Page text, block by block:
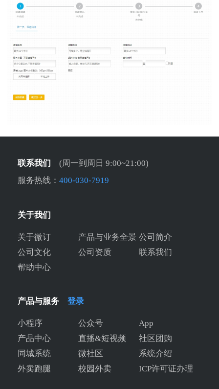
联系我们
(周一到周日 9:00~21:00)
服务热线： 400-030-7919
关于我们
关于微订 产品与业务全景 公司简介
公司文化
公司资质
联系我们
帮助中心
产品与服务 登录
小程序 公众号
App
产品中心
直播&短视频
社区团购
同城系统
微社区
系统介绍
外卖跑腿
校园外卖 ICP许可证办理